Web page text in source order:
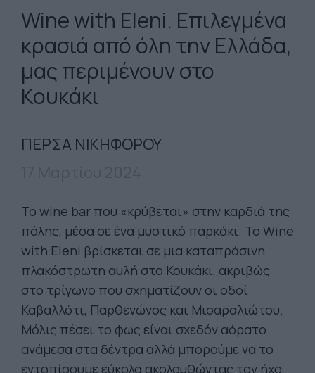
Wine with Eleni. Επιλεγμένα
κρασιά από όλη την Ελλάδα,
μας περιμένουν στο
Κουκάκι
ΠΕΡΣΑ ΝΙΚΗΦΟΡΟΥ
Το wine bar που «κρύβεται» στην καρδιά της
πόλης, μέσα σε ένα μυστικό παρκάκι. Το Wine
with Eleni βρίσκεται σε μια καταπράσινη
πλακόστρωτη αυλή στο Κουκάκι, ακριβώς
στο τρίγωνο που σχηματίζουν οι οδοί
Καβαλλότι, Παρθενώνος και Μισαραλιώτου.
Μόλις πέσει το φως είναι σχεδόν αόρατο
ανάμεσα στα δέντρα αλλά μπορούμε να το
εντοπίσουμε εύκολα ακολουθώντας τον ήχο